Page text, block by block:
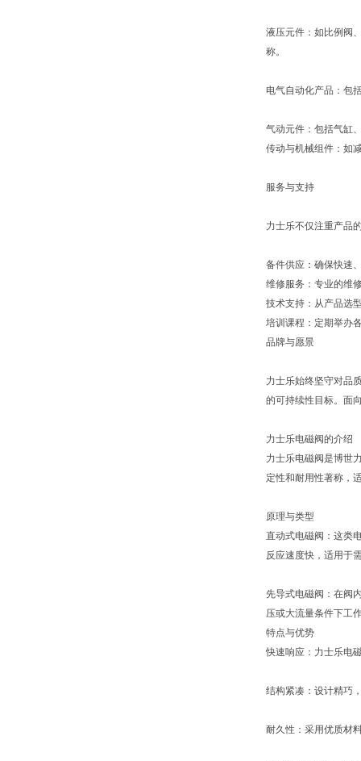
液压元件：如比例阀
称。
电气自动化产品：包
气动元件：包括气缸
传动与机械组件：如
服务与支持
力士乐不仅注重产品
备件供应：确保快速
维修服务：专业的维
技术支持：从产品选
培训课程：定期举办
品牌与愿景
力士乐始终坚守对品
的可持续性目标。面
力士乐电磁阀的介绍
力士乐电磁阀是博世
定性和耐用性著称，
原理与类型
直动式电磁阀：这类
反应速度快，适用于
先导式电磁阀：在阀
压或大流量条件下工
特点与优势
快速响应：力士乐电
结构紧凑：设计精巧
耐久性：采用优质材